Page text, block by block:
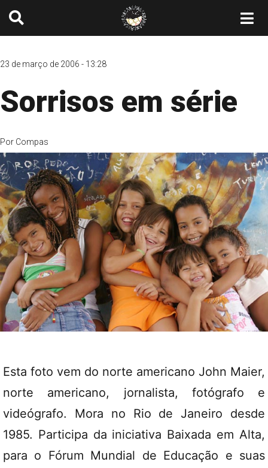
23 de março de 2006 - 13:28
Sorrisos em série
Por Compas
Esta foto vem do norte americano John Maier,
norte americano, jornalista, fotógrafo e
videógrafo. Mora no Rio de Janeiro desde
1985. Participa da iniciativa Baixada em Alta,
para o Fórum Mundial de Educação e suas